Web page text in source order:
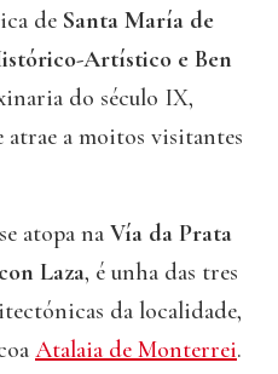
de Santa María de
Artístico e Ben
do século IX,
a moitos visitantes
atopa na Vía da Prata
Laza, é unha das tres
da localidade,
Atalaia de Monterrei.